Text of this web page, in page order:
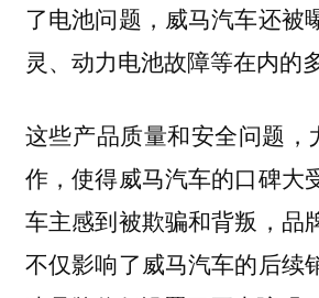
了电池问题，威马汽车还被
灵、动力电池故障等在内的
这些产品质量和安全问题，
作，使得威马汽车的口碑大
车主感到被欺骗和背叛，品
不仅影响了威马汽车的后续